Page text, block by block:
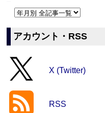
アカウント・RSS
X (Twitter)
RSS